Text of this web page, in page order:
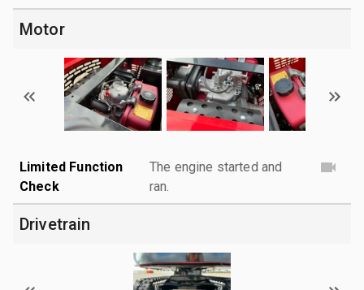
Motor
Limited Function
Check
The engine started and
ran.
Drivetrain